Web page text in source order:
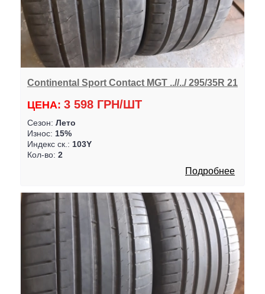
Continental Sport Contact MGT ..//../ 295/35R 21
ЦЕНА: 3 598 ГРН/ШТ
Сезон: Лето
Износ: 15%
Индекс ск.: 103Y
Кол-во: 2
Подробнее